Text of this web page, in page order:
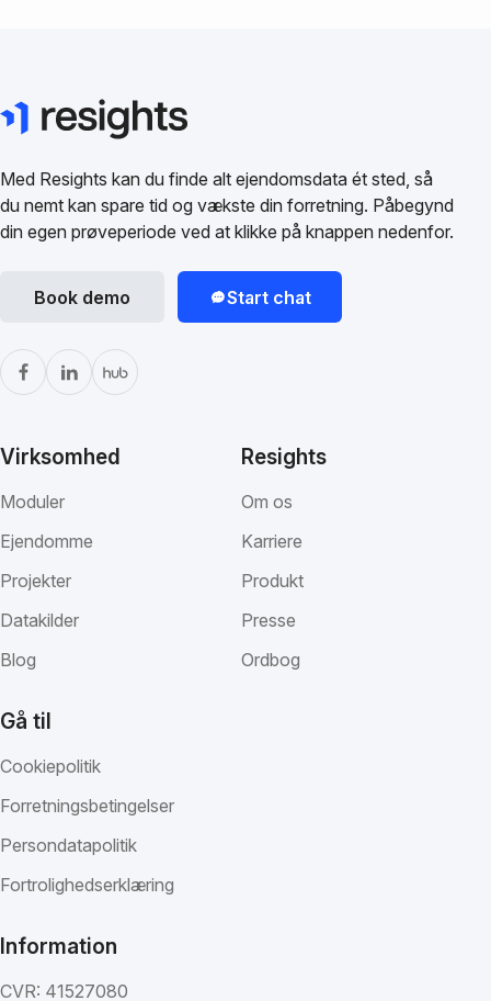
Med Resights kan du finde alt ejendomsdata ét sted, så
du nemt kan spare tid og vækste din forretning. Påbegynd
din egen prøveperiode ved at klikke på knappen nedenfor.
Book demo Start chat
Virksomhed
Moduler
Ejendomme
Projekter
Datakilder
Blog
Resights
Om os
Karriere
Produkt
Presse
Ordbog
Gå til
Cookiepolitik
Forretningsbetingelser
Persondatapolitik
Fortrolighedserklæring
Information
CVR: 41527080